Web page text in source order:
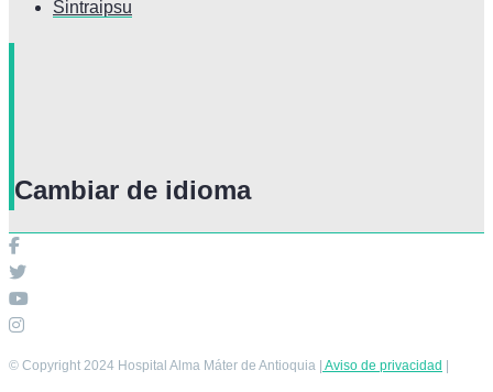
Sintraipsu
Cambiar de idioma
© Copyright 2024 Hospital Alma Máter de Antioquia | Aviso de privacidad |